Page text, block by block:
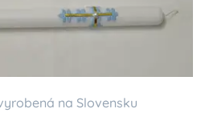
na Slovensku